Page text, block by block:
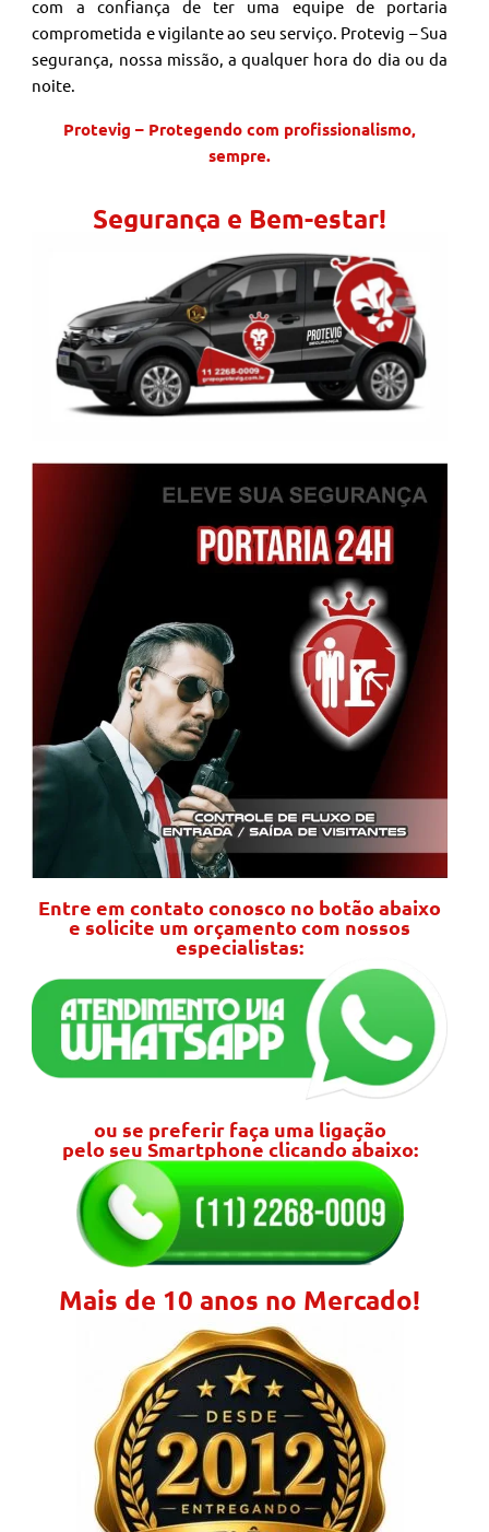
com a confiança de ter uma equipe de portaria
comprometida e vigilante ao seu serviço. Protevig – Sua
segurança, nossa missão, a qualquer hora do dia ou da
noite.
Protevig – Protegendo com profissionalismo,
sempre.
Segurança e Bem-estar!
Entre em contato conosco no botão abaixo
e solicite um orçamento com nossos
especialistas:
ou se preferir faça uma ligação
pelo seu Smartphone clicando abaixo:
Mais de 10 anos no Mercado!